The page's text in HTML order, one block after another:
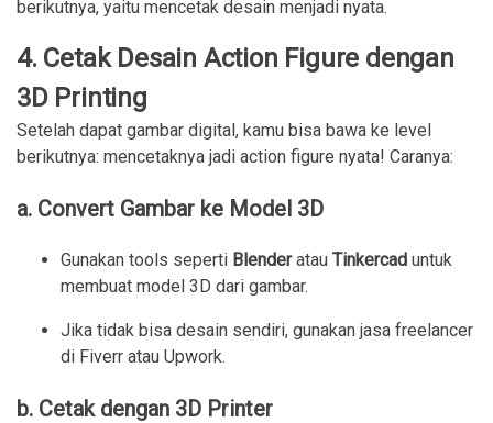
berikutnya, yaitu mencetak desain menjadi nyata.
4. Cetak Desain Action Figure dengan
3D Printing
Setelah dapat gambar digital, kamu bisa bawa ke level
berikutnya: mencetaknya jadi action figure nyata! Caranya:
a. Convert Gambar ke Model 3D
Gunakan tools seperti Blenderatau Tinkercad untuk
membuat model 3D dari gambar.
Jika tidak bisa desain sendiri, gunakan jasa freelancer
di Fiverr atau Upwork.
b. Cetak dengan 3D Printer